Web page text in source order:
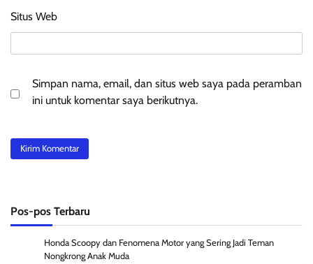
Situs Web
Simpan nama, email, dan situs web saya pada peramban
ini untuk komentar saya berikutnya.
Pos-pos Terbaru
Honda Scoopy dan Fenomena Motor yang Sering Jadi Teman
Nongkrong Anak Muda